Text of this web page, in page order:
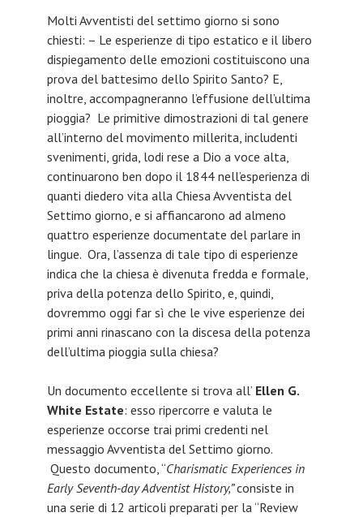
Molti Avventisti del settimo giorno si sono
chiesti: – Le esperienze di tipo estatico e il libero
dispiegamento delle emozioni costituiscono una
prova del battesimo dello Spirito Santo? E,
inoltre, accompagneranno l’effusione dell’ultima
pioggia? Le primitive dimostrazioni di tal genere
all’interno del movimento millerita, includenti
svenimenti, grida, lodi rese a Dio a voce alta,
continuarono ben dopo il 1844 nell’esperienza di
quanti diedero vita alla Chiesa Avventista del
Settimo giorno, e si affiancarono ad almeno
quattro esperienze documentate del parlare in
lingue. Ora, l’assenza di tale tipo di esperienze
indica che la chiesa è divenuta fredda e formale,
priva della potenza dello Spirito, e, quindi,
dovremmo oggi far sì che le vive esperienze dei
primi anni rinascano con la discesa della potenza
dell’ultima pioggia sulla chiesa?
Un documento eccellente si trova all’ Ellen G.
White Estate: esso ripercorre e valuta le
esperienze occorse trai primi credenti nel
messaggio Avventista del Settimo giorno.
Questo documento, “Charismatic Experiences in
Early Seventh-day Adventist History,”consiste in
una serie di 12 articoli preparati per la “Review